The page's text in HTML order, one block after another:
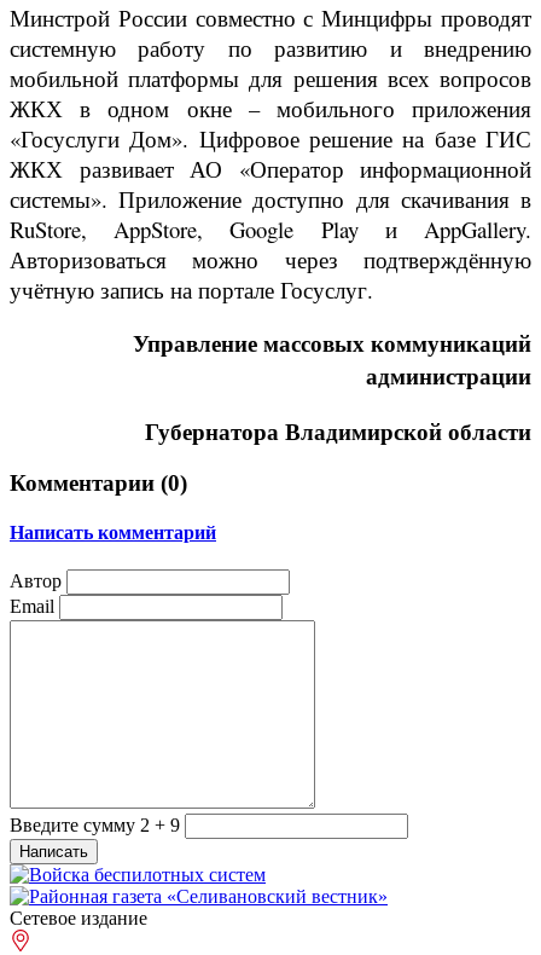
Минстрой России совместно с Минцифры проводят
системную работу по развитию и внедрению
мобильной платформы для решения всех вопросов
ЖКХ в одном окне – мобильного приложения
«Госуслуги Дом». Цифровое решение на базе ГИС
ЖКХ развивает АО «Оператор информационной
системы». Приложение доступно для скачивания в
RuStore, AppStore, Google Play и AppGallery.
Авторизоваться можно через подтверждённую
учётную запись на портале Госуслуг.
Управление массовых коммуникаций
администрации
Губернатора Владимирской области
Комментарии (0)
Написать комментарий
Автор
Email
Введите сумму 2 + 9
Сетевое издание